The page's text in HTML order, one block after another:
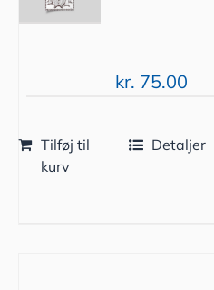
kr. 75.00
Tilføj til
kurv
Detaljer